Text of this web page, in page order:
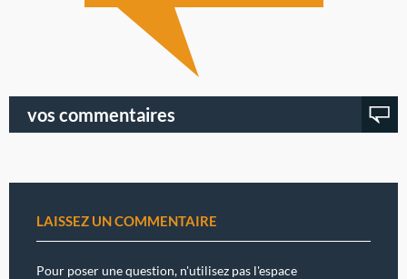
vos commentaires
LAISSEZ UN COMMENTAIRE
Pour poser une question, n'utilisez pas l'espace